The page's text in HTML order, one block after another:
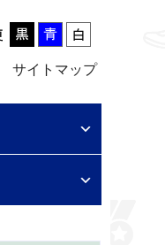
サイトマップ